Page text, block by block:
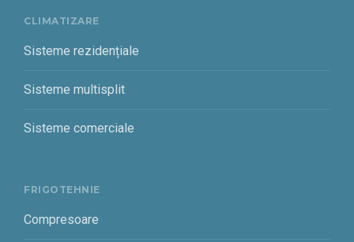
CLIMATIZARE
Sisteme rezidențiale
Sisteme multisplit
Sisteme comerciale
FRIGOTEHNIE
Compresoare